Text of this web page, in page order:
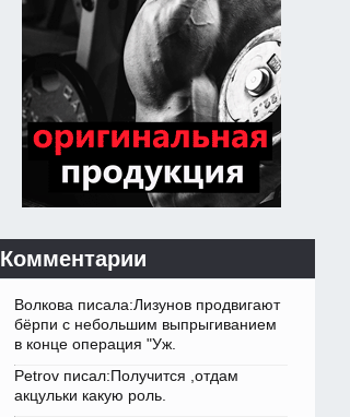
Комментарии
Волкова писала:Лизунов продвигают
бёрпи с небольшим выпрыгиванием
в конце операция "Уж.
Petrov писал:Получится ,отдам
акцульки какую роль.